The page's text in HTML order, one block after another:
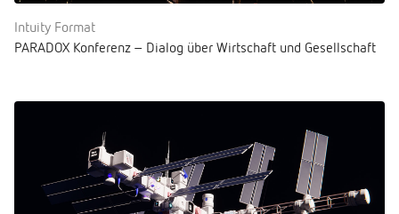
Intuity Format
PARADOX Konferenz – Dialog über Wirtschaft und Gesellschaft